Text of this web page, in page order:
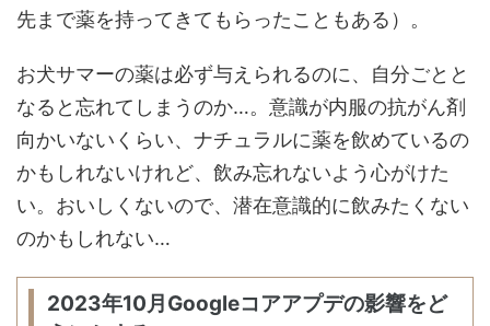
先まで薬を持ってきてもらったこともある）。
お犬サマーの薬は必ず与えられるのに、自分ごとと
なると忘れてしまうのか…。意識が内服の抗がん剤
向かいないくらい、ナチュラルに薬を飲めているの
かもしれないけれど、飲み忘れないよう心がけた
い。おいしくないので、潜在意識的に飲みたくない
のかもしれない…
2023年10月Googleコアアプデの影響をど